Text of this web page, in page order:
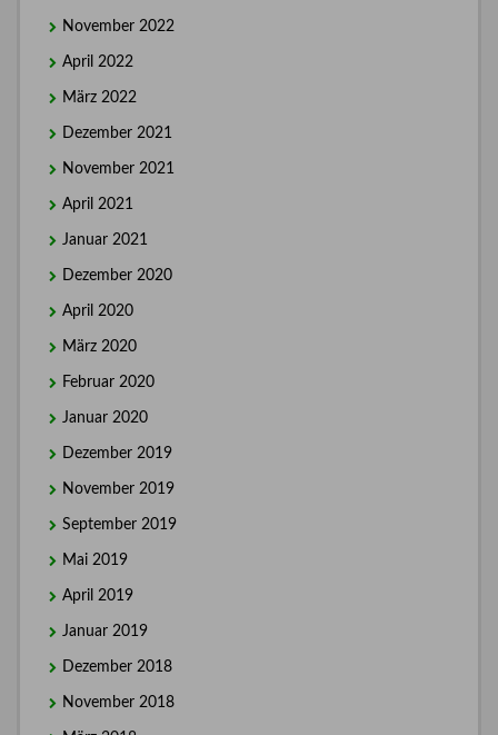
November 2022
April 2022
März 2022
Dezember 2021
November 2021
April 2021
Januar 2021
Dezember 2020
April 2020
März 2020
Februar 2020
Januar 2020
Dezember 2019
November 2019
September 2019
Mai 2019
April 2019
Januar 2019
Dezember 2018
November 2018